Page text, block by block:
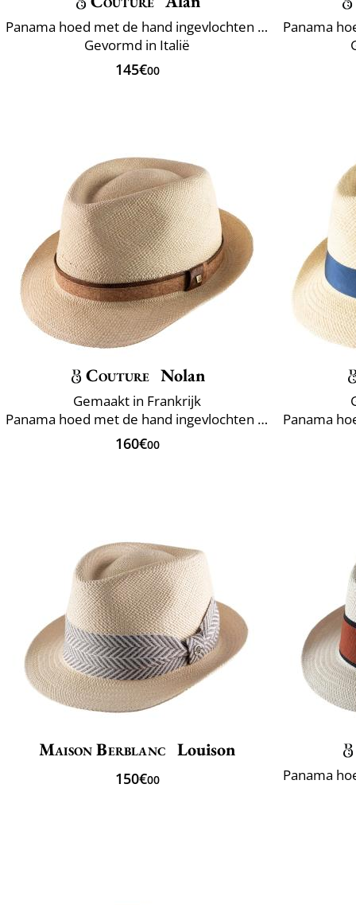
Panama hoed met de hand ingevlochten Ecuador
Gevormd in Italië
145€00
Couture Nolan
Gemaakt in Frankrijk
Panama hoed met de hand ingevlochten Ecuador
160€00
Maison Berblanc Louison
150€00